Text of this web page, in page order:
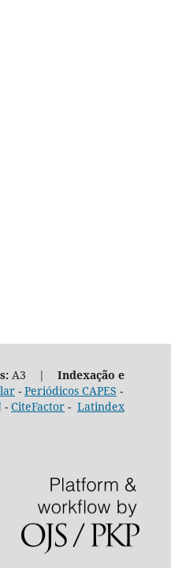
A3 | Indexação e
- Periódicos CAPES -
- CiteFactor- Latindex